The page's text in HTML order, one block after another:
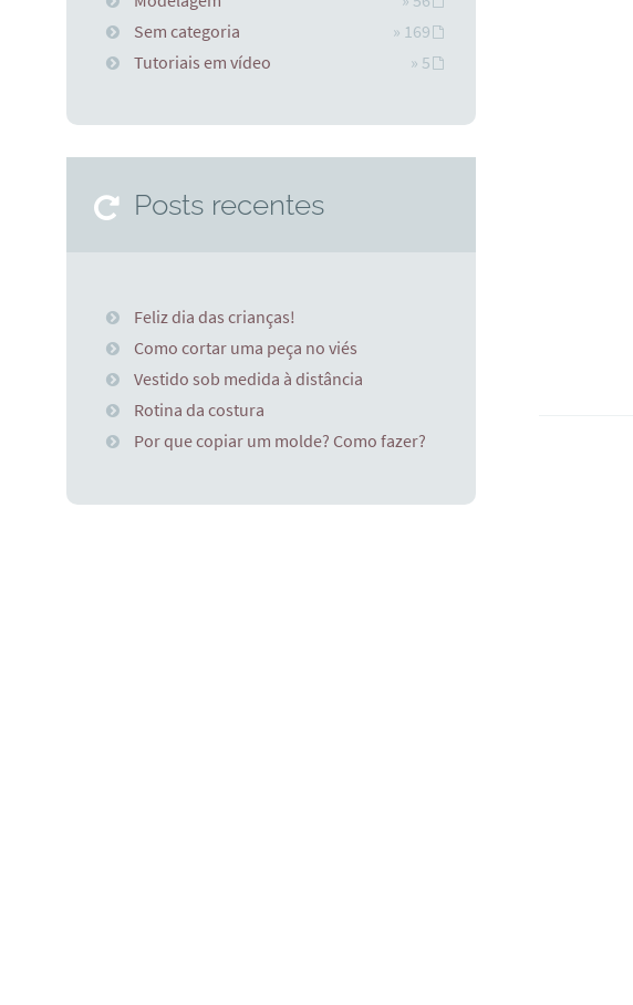
Sem categoria
» 169
Tutoriais em vídeo
» 5
Posts recentes
Feliz dia das crianças!
Como cortar uma peça no viés
Vestido sob medida à distância
Rotina da costura
Por que copiar um molde? Como fazer?